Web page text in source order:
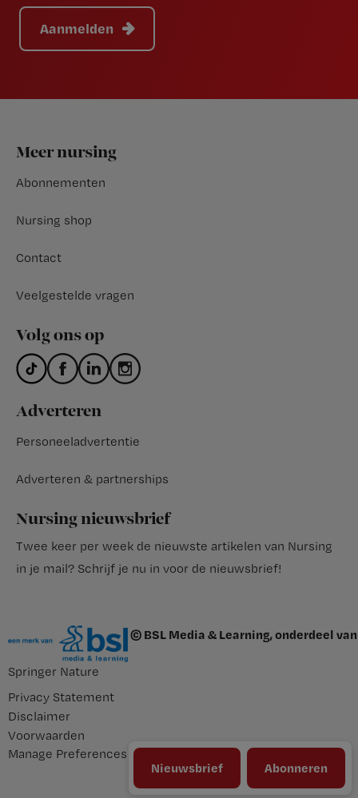
Nieuwsbrief Abonneren
Aanmelden
Footer
Meer nursing
Abonnementen
Nursing shop
Contact
Veelgestelde vragen
Volg ons op
Adverteren
Personeeladvertentie
Adverteren & partnerships
Nursing nieuwsbrief
Twee keer per week de nieuwste artikelen van Nursing
in je mail? Schrijf je nu in voor de nieuwsbrief!
© BSL Media & Learning, onderdeel van
Springer Nature
Privacy Statement
Disclaimer
Voorwaarden
Manage Preferences